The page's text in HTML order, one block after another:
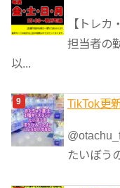
【トレカ
担当者の
以...
TikTok更
たいぼう